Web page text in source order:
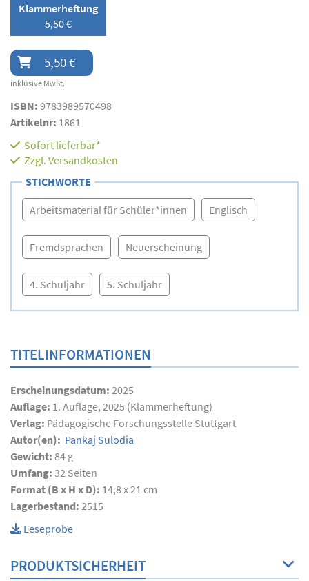
Klammerheftung
5,50 €
5,50 €
inklusive MwSt.
ISBN: 9783989570498
Artikelnr: 1861
Sofort lieferbar*
Zzgl. Versandkosten
STICHWORTE
Arbeitsmaterial für Schüler*innen Englisch
Fremdsprachen Neuerscheinung
4. Schuljahr 5. Schuljahr
TITELINFORMATIONEN
Erscheinungsdatum: 2025
Auflage: 1. Auflage, 2025 (Klammerheftung)
Verlag: Pädagogische Forschungsstelle Stuttgart
Autor(en): Pankaj Sulodia
Gewicht: 84 g
Umfang: 32 Seiten
Format (B x H x D): 14,8 x 21 cm
Lagerbestand: 2515
Leseprobe
PRODUKTSICHERHEIT